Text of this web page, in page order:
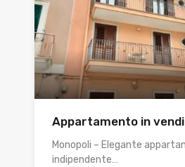
Appartamento in
Monopoli – Elegante
indipendente…